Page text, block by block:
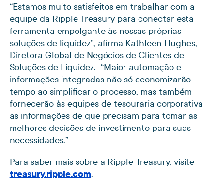
“Estamos muito satisfeitos em trabalhar com a
equipe da Ripple Treasury para conectar esta
ferramenta empolgante às nossas próprias
soluções de liquidez”, afirma Kathleen Hughes,
Diretora Global de Negócios de Clientes de
Soluções de Liquidez. “Maior automação e
informações integradas não só economizarão
tempo ao simplificar o processo, mas também
fornecerão às equipes de tesouraria corporativa
as informações de que precisam para tomar as
melhores decisões de investimento para suas
necessidades.”
Para saber mais sobre a Ripple Treasury, visite
treasury.ripple.com.